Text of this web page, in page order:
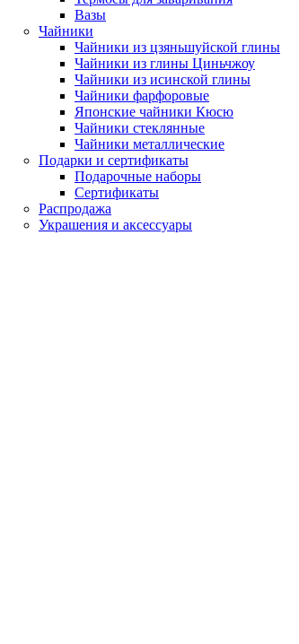
Вазы
Чайники
Чайники из цзяньшуйской глины
Чайники из глины Циньчжоу
Чайники из исинской глины
Чайники фарфоровые
Японские чайники Кюсю
Чайники стеклянные
Чайники металлические
Подарки и сертификаты
Подарочные наборы
Сертификаты
Распродажа
Украшения и аксессуары